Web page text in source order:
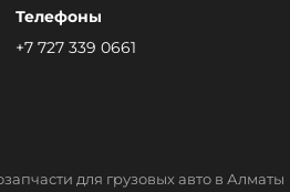
Телефоны
+7 727 339 0661
для грузовых авто в Алматы